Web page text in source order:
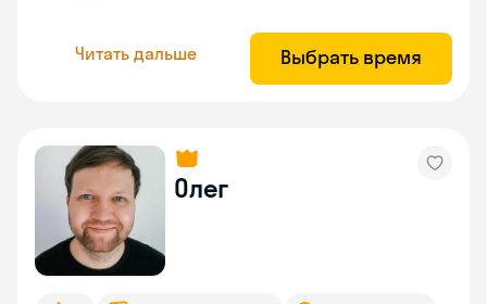
Читать дальше Выбрать время
Олег